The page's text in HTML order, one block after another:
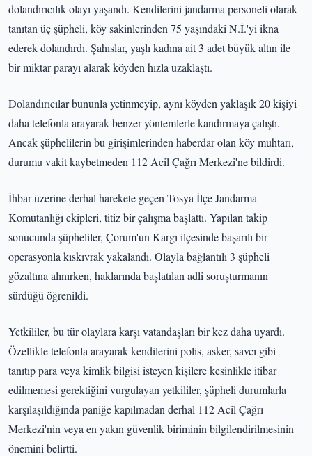
dolandırıcılık olayı yaşandı. Kendilerini jandarma personeli olarak
tanıtan üç şüpheli, köy sakinlerinden 75 yaşındaki N.İ.'yi ikna
ederek dolandırdı. Şahıslar, yaşlı kadına ait 3 adet büyük altın ile
bir miktar parayı alarak köyden hızla uzaklaştı.
Dolandırıcılar bununla yetinmeyip, aynı köyden yaklaşık 20 kişiyi
daha telefonla arayarak benzer yöntemlerle kandırmaya çalıştı.
Ancak şüphelilerin bu girişimlerinden haberdar olan köy muhtarı,
durumu vakit kaybetmeden 112 Acil Çağrı Merkezi'ne bildirdi.
İhbar üzerine derhal harekete geçen Tosya İlçe Jandarma
Komutanlığı ekipleri, titiz bir çalışma başlattı. Yapılan takip
sonucunda şüpheliler, Çorum'un Kargı ilçesinde başarılı bir
operasyonla kıskıvrak yakalandı. Olayla bağlantılı 3 şüpheli
gözaltına alınırken, haklarında başlatılan adli soruşturmanın
sürdüğü öğrenildi.
Yetkililer, bu tür olaylara karşı vatandaşları bir kez daha uyardı.
Özellikle telefonla arayarak kendilerini polis, asker, savcı gibi
tanıtıp para veya kimlik bilgisi isteyen kişilere kesinlikle itibar
edilmemesi gerektiğini vurgulayan yetkililer, şüpheli durumlarla
karşılaşıldığında paniğe kapılmadan derhal 112 Acil Çağrı
Merkezi'nin veya en yakın güvenlik biriminin bilgilendirilmesinin
önemini belirtti.